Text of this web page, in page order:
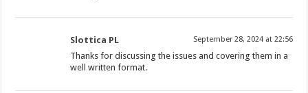
Slottica PL September 28, 2024 at 22:56
Thanks for discussing the issues and covering them in a
well written format.